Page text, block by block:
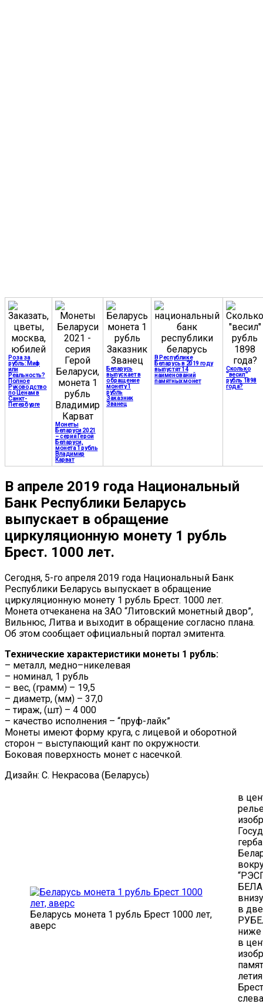
Роза за
рубль: Миф
или
Реальность?
Полное
Руководство
по Ценам в
Санкт-
Петербурге
Монеты
Беларуси 2021
– серия Герой
Беларуси,
монета 1 рубль
Владимир
Карват
Беларусь
выпускает в
обращение
монету 1
рубль
Заказник
Званец
В Республике
Беларусь в 2019 году
выпустят 14
наименований
памятных монет
Сколько
“весил”
рубль 1898
года?
В апреле 2019 года Национальный
Банк Республики Беларусь
выпускает в обращение
циркуляционную монету 1 рубль
Брест. 1000 лет.
Сегодня, 5-го апреля 2019 года Национальный Банк
Республики Беларусь выпускает в обращение
циркуляционную монету 1 рубль Брест. 1000 лет.
Монета отчеканена на ЗАО “Литовский монетный двор”,
Вильнюс, Литва и выходит в обращение согласно плана.
Об этом сообщает официальный портал эмитента.
Технические характеристики монеты 1 рубль:
– металл, медно–никелевая
– номинал, 1 рубль
– вес, (грамм) – 19,5
– диаметр, (мм) – 37,0
– тираж, (шт) – 4 000
– качество исполнения – “пруф-лайк”
Монеты имеют форму круга, с лицевой и оборотной
сторон – выступающий кант по окружности.
Боковая поверхность монет с насечкой.
Дизайн: С. Некрасова (Беларусь)
Беларусь монета 1 рубль Брест 1000 лет,
аверс
в
в
ниже
в